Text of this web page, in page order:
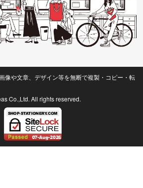
像や文章、デザイン等を無断で複製・コピー・転
Co.,Ltd. All rights reserved.